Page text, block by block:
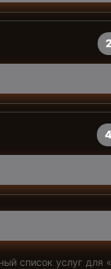
список услуг для «